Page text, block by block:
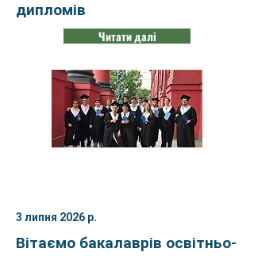
дипломів
Читати далі
3 липня 2026 р.
Вітаємо бакалаврів освітньо-